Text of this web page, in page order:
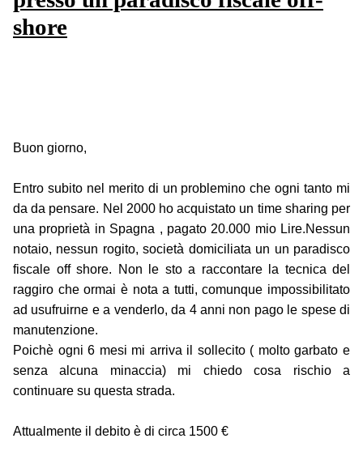
shore
Buon giorno,
Entro subito nel merito di un problemino che ogni tanto mi
da da pensare. Nel 2000 ho acquistato un time sharing per
una proprietà in Spagna , pagato 20.000 mio Lire.Nessun
notaio, nessun rogito, società domiciliata un un paradisco
fiscale off shore. Non le sto a raccontare la tecnica del
raggiro che ormai è nota a tutti, comunque impossibilitato
ad usufruirne e a venderlo, da 4 anni non pago le spese di
manutenzione.
Poichè ogni 6 mesi mi arriva il sollecito ( molto garbato e
senza alcuna minaccia) mi chiedo cosa rischio a
continuare su questa strada.
Attualmente il debito è di circa 1500 €